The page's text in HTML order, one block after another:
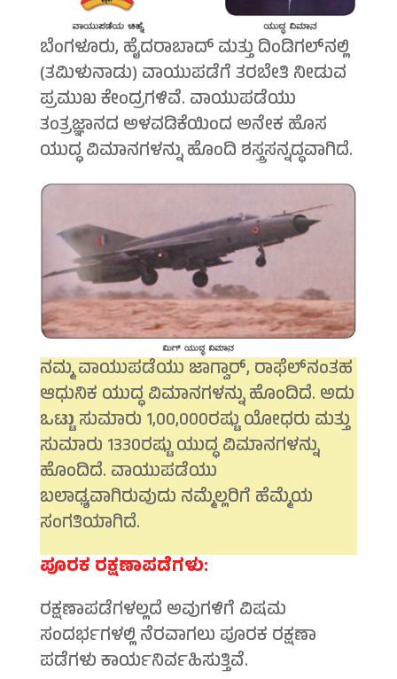
ಬೆಂಗಳೂರು, ಹೈದರಾಬಾದ್ ಮತ್ತು ದಿಂಡಿಗಲ್‍ನಲ್ಲಿ
(ತಮಿಳುನಾಡು) ವಾಯುಪಡೆಗೆ ತರಬೇತಿ ನೀಡುವ
ಪ್ರಮುಖ ಕೇಂದ್ರಗಳಿವೆ. ವಾಯುಪಡೆಯು
ತಂತ್ರಜ್ಞಾನದ ಅಳವಡಿಕೆಯಿಂದ ಅನೇಕ ಹೊಸ
ಯುದ್ಧ ವಿಮಾನಗಳನ್ನು ಹೊಂದಿ ಶಸ್ತ್ರಸನ್ನದ್ಧವಾಗಿದೆ.
ನಮ್ಮ ವಾಯುಪಡೆಯು ಜಾಗ್ವಾರ್, ರಾಫೆಲ್‍ನಂತಹ
ಆಧುನಿಕ ಯುದ್ಧ ವಿಮಾನಗಳನ್ನು ಹೊಂದಿದೆ. ಅದು
ಒಟ್ಟು ಸುಮಾರು 1,00,000ರಷ್ಟು ಯೋಧರು ಮತ್ತು
ಸುಮಾರು 1330ರಷ್ಟು ಯುದ್ಧ ವಿಮಾನಗಳನ್ನು
ಹೊಂದಿದೆ. ವಾಯುಪಡೆಯು
ಬಲಾಢ್ಯವಾಗಿರುವುದು ನಮ್ಮೆಲ್ಲರಿಗೆ ಹೆಮ್ಮೆಯ
ಸಂಗತಿಯಾಗಿದೆ.
ಪೂರಕ ರಕ್ಷಣಾಪಡೆಗಳು:
ರಕ್ಷಣಾಪಡೆಗಳಲ್ಲದೆ ಅವುಗಳಿಗೆ ವಿಷಮ
ಸಂದರ್ಭಗಳಲ್ಲಿ ನೆರವಾಗಲು ಪೂರಕ ರಕ್ಷಣಾ
ಪಡೆಗಳು ಕಾರ್ಯನಿರ್ವಹಿಸುತ್ತಿವೆ.